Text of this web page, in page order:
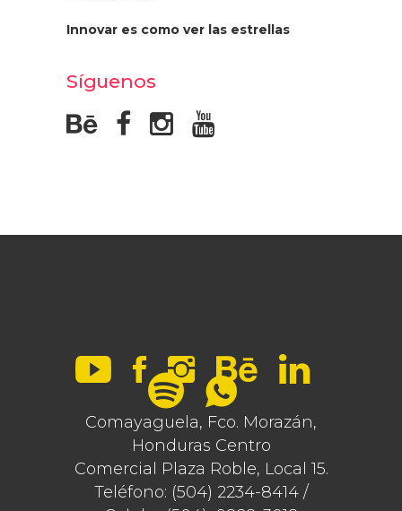
Innovar es como ver las estrellas
Síguenos
Comayaguela, Fco. Morazán,
Honduras Centro
Comercial Plaza Roble, Local 15.
Teléfono: (504) 2234-8414 /